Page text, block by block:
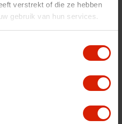
verstrekt of die ze hebben
gebruik van hun services.
Overland